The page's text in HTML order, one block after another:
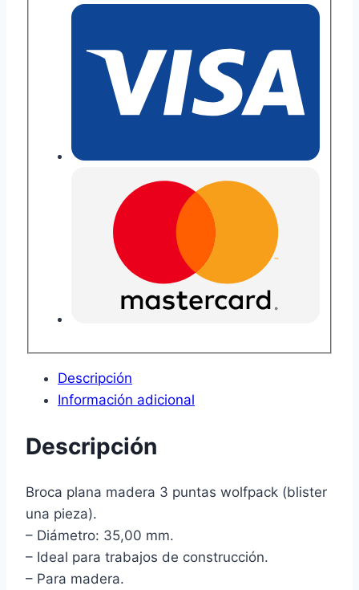
Descripción
Información adicional
Descripción
Broca plana madera 3 puntas wolfpack (blister
una pieza).
– Diámetro: 35,00 mm.
– Ideal para trabajos de construcción.
– Para madera.